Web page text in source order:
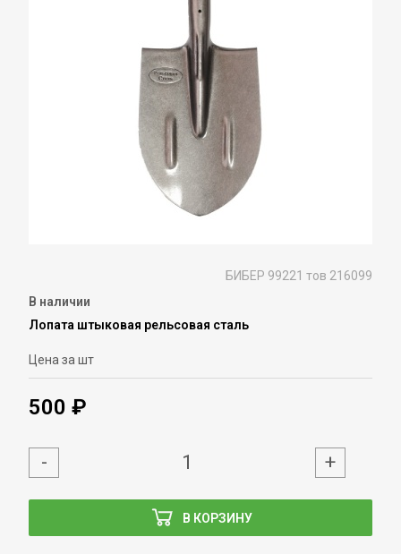
БИБЕР 99221 тов 216099
В наличии
Лопата штыковая рельсовая сталь
Цена за шт
500 ₽
В КОРЗИНУ
- +